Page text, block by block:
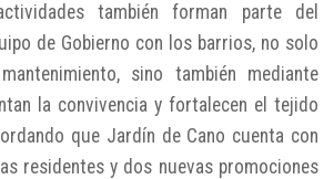
también forman parte del
de Gobierno con los barrios, no solo
sino también mediante
la convivencia y fortalecen el tejido
que Jardín de Cano cuenta con
residentes y dos nuevas promociones